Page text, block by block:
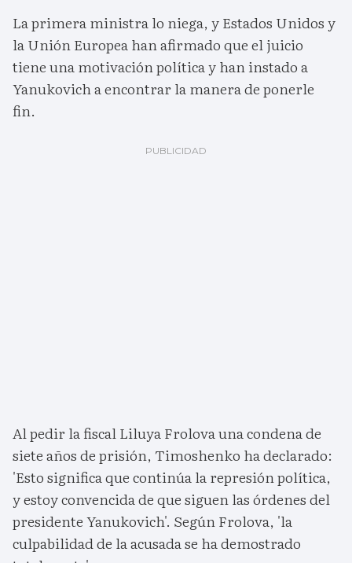
La primera ministra lo niega, y Estados Unidos y
la Unión Europea han afirmado que el juicio
tiene una motivación política y han instado a
Yanukovich a encontrar la manera de ponerle
fin.
Al pedir la fiscal Liluya Frolova una condena de
siete años de prisión, Timoshenko ha declarado:
'Esto significa que continúa la represión política,
y estoy convencida de que siguen las órdenes del
presidente Yanukovich'. Según Frolova, 'la
culpabilidad de la acusada se ha demostrado